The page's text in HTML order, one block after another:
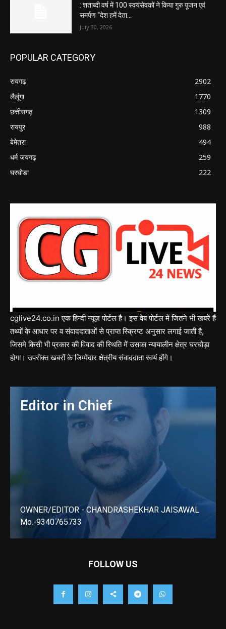
: शताब्दी वर्ष में 100 स्वयंसेवकों ने किया गुरु पूजन एवं
समर्पण “देश हमें देता...
July 30, 2026
POPULAR CATEGORY
रायगढ़
2902
लैलूंगा
1770
छत्तीसगढ़
1309
रायपुर
988
बेमेतरा
494
धर्म जयगढ़
259
घरघोडा
222
cglive24.co.in एक हिन्दी न्यूज़ पोर्टल है। इस वेब पोर्टल में जितने भी खबरें हैं
तथ्यों के आधार पर व संवाददाताओं से प्राप्त स्क्रिप्ट अनुसार लगाई जाती है,
जिसमे किसी भी प्रकार की विवाद की स्थिति में उसका न्यायालीन क्षेत्र घरघोड़ा
होगा। उपरोक्त खबरों के जिम्मेदार क्षेत्रीय संवाददाता स्वयं होंगे।
Editor in Chief
OWNER/EDITOR - CHANDRASHEKHAR JAISAWAL
Mo.-9340765733
FOLLOW US